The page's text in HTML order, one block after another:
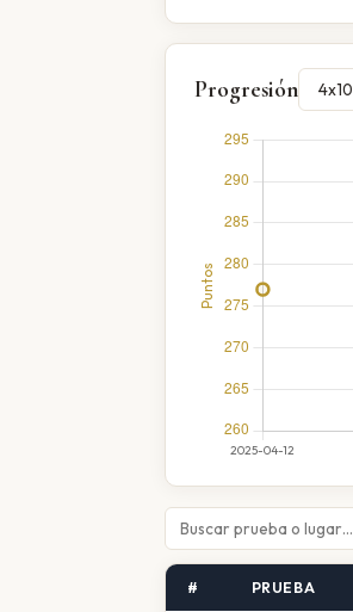
Progresión
# PRUEBA